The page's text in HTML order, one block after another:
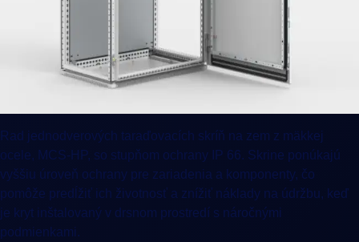
Rad jednodverových taraďovacích skríň na zem z mäkkej
ocele, MCS-HP, so stupňom ochrany IP 66. Skrine ponúkajú
vyššiu úroveň ochrany pre zariadenia a komponenty, čo
pomôže predĺžiť ich životnosť a znížiť náklady na údržbu, keď
je kryt inštalovaný v drsnom prostredí s náročnými
podmienkami.